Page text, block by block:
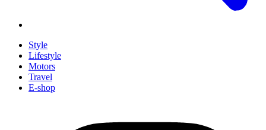
Style
Lifestyle
Motors
Travel
E-shop